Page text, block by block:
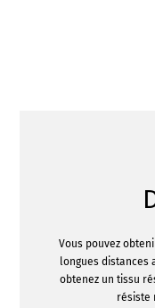
Vous pouvez
longues distances
obtenez un tissu
résiste